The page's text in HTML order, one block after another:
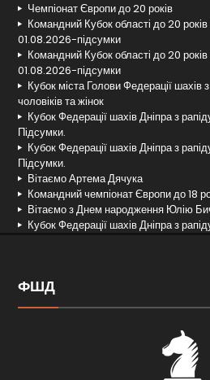
Чемпіонат Європи до 20 років
Командний Кубок області до 20
01.08.2026-підсумки
Командний Кубок області до 20
01.08.2026-підсумки
Кубок міста Голови Федерації шахів
чоловіків та жінок
Кубок Федерації шахів Дніпра з
Підсумки.
Кубок Федерації шахів Дніпра з
Підсумки.
Вітаємо Артема Дячука
Командний чемпіонат Європи до 18
Вітаємо з Днем народження Юлію
Кубок Федерації шахів Дніпра з
ФШД